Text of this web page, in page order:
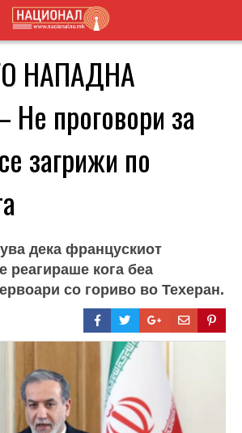
НАПАДНА
проговори за
загрижи по
дека францускиот
реагираше кога беа
со гориво во Техеран.